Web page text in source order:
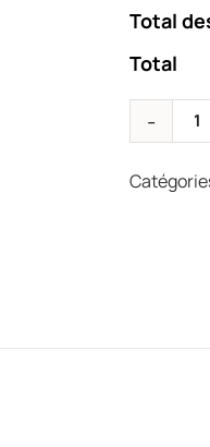
Total
Total